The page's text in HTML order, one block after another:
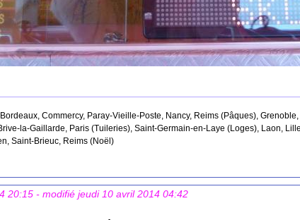
Commercy, Paray-Vieille-Poste, Nancy, Reims (Pâques),
la-Gaillarde, Paris (Tuileries), Saint-Germain-en-Laye (Loges), Laon,
Saint-Brieuc, Reims (Noël)
20:15 - modifié jeudi 10 avril 2014 04:42